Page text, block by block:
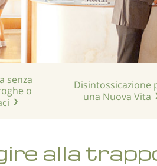
senza
o
Disintossicazione
una Nuova Vita
alla